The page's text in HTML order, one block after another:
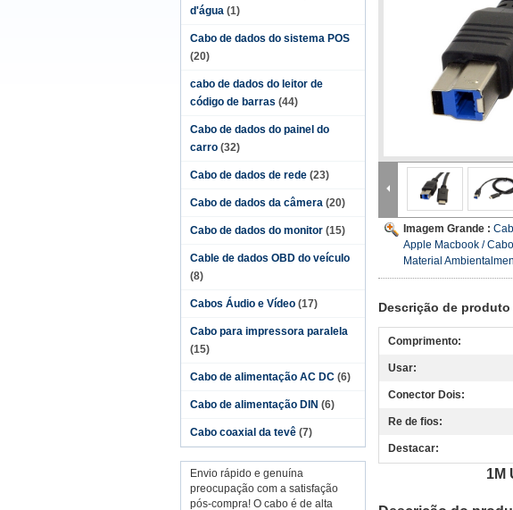
d'água (1)
Cabo de dados do sistema POS
(20)
cabo de dados do leitor de
código de barras (44)
Cabo de dados do painel do
carro (32)
Cabo de dados de rede (23)
Cabo de dados da câmera (20)
Cabo de dados do monitor (15)
Cable de dados OBD do veículo
(8)
Cabos Áudio e Vídeo (17)
Cabo para impressora paralela
(15)
Cabo de alimentação AC DC (6)
Cabo de alimentação DIN (6)
Cabo coaxial da tevê (7)
Envio rápido e genuína
preocupação com a satisfação
pós-compra! O cabo é de alta
Imagem Grande :
Apple Macbook /
Material
Descrição de
Comprimento:
Usar:
Conector Dois:
Re de fios:
Destacar:
1M